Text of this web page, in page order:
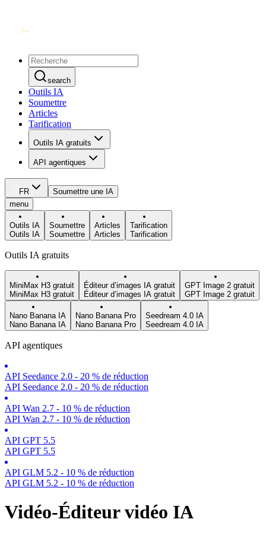
search
Outils IA
Soumettre
Articles
Tarification
Outils IA gratuits
API agentiques
FR
Soumettre une IA
menu
Outils IA
Outils IA
Soumettre
Soumettre
Articles
Articles
Tarification
Tarification
Outils IA gratuits
MiniMax H3 gratuit
MiniMax H3 gratuit
Éditeur d’images IA gratuit
Éditeur d’images IA gratuit
GPT Image 2 gratuit
GPT Image 2 gratuit
Nano Banana IA
Nano Banana IA
Nano Banana Pro
Nano Banana Pro
Seedream 4.0 IA
Seedream 4.0 IA
API agentiques
API Seedance 2.0 - 20 % de réduction
API Seedance 2.0 - 20 % de réduction
API Wan 2.7 - 10 % de réduction
API Wan 2.7 - 10 % de réduction
API GPT 5.5
API GPT 5.5
API GLM 5.2 - 10 % de réduction
API GLM 5.2 - 10 % de réduction
Vidéo-Éditeur vidéo IA